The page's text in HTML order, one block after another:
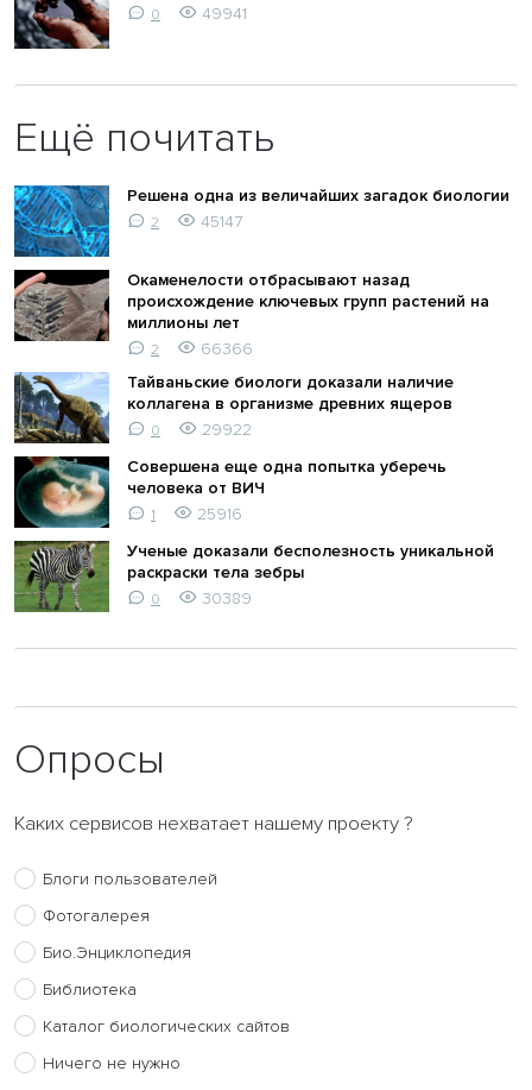
0 49941
Ещё почитать
Решена одна из величайших загадок биологии
2 45147
Окаменелости отбрасывают назад
происхождение ключевых групп растений на
миллионы лет
2
66366
Тайваньские биологи доказали наличие
коллагена в организме древних ящеров
0
29922
Совершена еще одна попытка уберечь
человека от ВИЧ
1
25916
Ученые доказали бесполезность уникальной
раскраски тела зебры
0 30389
Опросы
Каких сервисов нехватает нашему проекту ?
Блоги пользователей
Фотогалерея
Био.Энциклопедия
Библиотека
Каталог биологических сайтов
Ничего не нужно